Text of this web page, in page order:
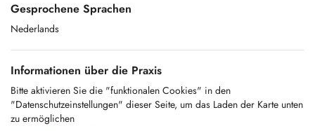
Gesprochene Sprachen
Nederlands
Informationen über die Praxis
Bitte aktivieren Sie die "funktionalen Cookies" in den
"Datenschutzeinstellungen" dieser Seite, um das Laden der Karte unten
zu ermöglichen